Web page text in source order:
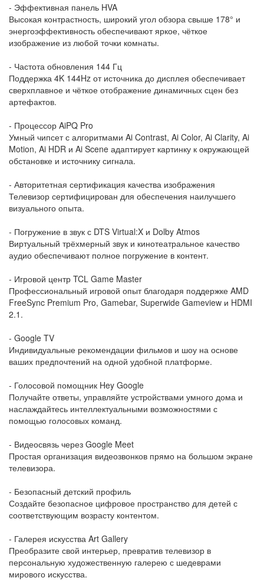
- Эффективная панель HVA
Высокая контрастность, широкий угол обзора свыше 178° и
энергоэффективность обеспечивают яркое, чёткое
изображение из любой точки комнаты.
- Частота обновления 144 Гц
Поддержка 4K 144Hz от источника до дисплея обеспечивает
сверхплавное и чёткое отображение динамичных сцен без
артефактов.
- Процессор AiPQ Pro
Умный чипсет с алгоритмами Ai Contrast, Ai Color, Ai Clarity, Ai
Motion, Ai HDR и Ai Scene адаптирует картинку к окружающей
обстановке и источнику сигнала.
- Авторитетная сертификация качества изображения
Телевизор сертифицирован для обеспечения наилучшего
визуального опыта.
- Погружение в звук с DTS Virtual:X и Dolby Atmos
Виртуальный трёхмерный звук и кинотеатральное качество
аудио обеспечивают полное погружение в контент.
- Игровой центр TCL Game Master
Профессиональный игровой опыт благодаря поддержке AMD
FreeSync Premium Pro, Gamebar, Superwide Gameview и HDMI
2.1.
- Google TV
Индивидуальные рекомендации фильмов и шоу на основе
ваших предпочтений на одной удобной платформе.
- Голосовой помощник Hey Google
Получайте ответы, управляйте устройствами умного дома и
наслаждайтесь интеллектуальными возможностями с
помощью голосовых команд.
- Видеосвязь через Google Meet
Простая организация видеозвонков прямо на большом экране
телевизора.
- Безопасный детский профиль
Создайте безопасное цифровое пространство для детей с
соответствующим возрасту контентом.
- Галерея искусства Art Gallery
Преобразите свой интерьер, превратив телевизор в
персональную художественную галерею с шедеврами
мирового искусства.